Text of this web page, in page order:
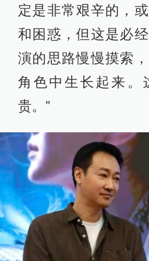
定是非常艰辛的，
和困惑，但这是必
演的思路慢慢摸索
角色中生长起来。
贵。”